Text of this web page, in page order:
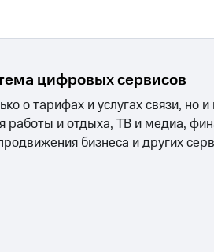
цифровых сервисов
о тарифах и услугах связи, но
и отдыха, ТВ и медиа,
бизнеса и других